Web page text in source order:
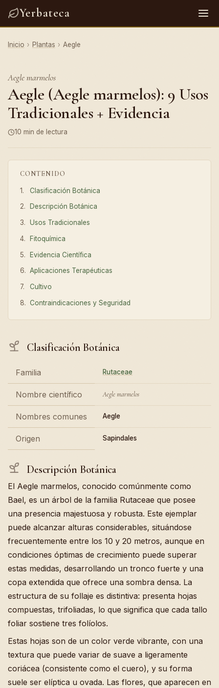
Yerbateca
Inicio › Plantas › Aegle
Aegle marmelos
Aegle (Aegle marmelos): 9 Usos
Tradicionales + Evidencia
10 min de lectura
CONTENIDO
Clasificación Botánica
Descripción Botánica
Usos Tradicionales
Fitoquímica
Evidencia Científica
Aplicaciones Terapéuticas
Cultivo
Contraindicaciones y Seguridad
Clasificación Botánica
Familia Rutaceae
Nombre científico Aegle marmelos
Nombres comunes Aegle
Origen Sapindales
Descripción Botánica
El Aegle marmelos, conocido comúnmente como
Bael, es un árbol de la familia Rutaceae que posee
una presencia majestuosa y robusta. Este ejemplar
puede alcanzar alturas considerables, situándose
frecuentemente entre los 10 y 20 metros, aunque en
condiciones óptimas de crecimiento puede superar
estas medidas, desarrollando un tronco fuerte y una
copa extendida que ofrece una sombra densa. La
estructura de su follaje es distintiva: presenta hojas
compuestas, trifoliadas, lo que significa que cada tallo
foliar sostiene tres folíolos.
Estas hojas son de un color verde vibrante, con una
textura que puede variar de suave a ligeramente
coriácea (consistente como el cuero), y su forma
suele ser elíptica u ovada. Las flores, que aparecen en